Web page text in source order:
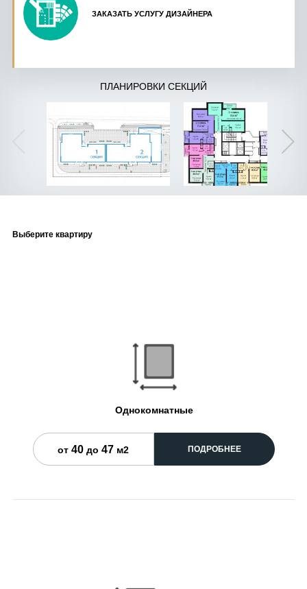
ЗАКАЗАТЬ УСЛУГУ ДИЗАЙНЕРА
ПЛАНИРОВКИ СЕКЦИЙ
Выберите квартиру
Однокомнатные
от40 до47 м2 ПОДРОБНЕЕ